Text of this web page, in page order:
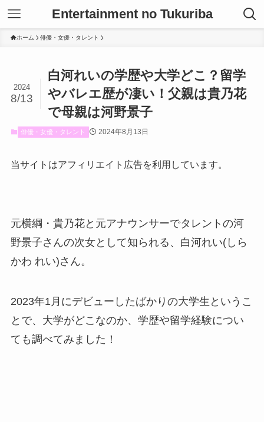
Entertainment no Tukuriba
ホーム 俳優・女優・タレント
白河れいの学歴や大学どこ？留学
やバレエ歴が凄い！父親は貴乃花
で母親は河野景子
2024
8/13
俳優・女優・タレント 2024年8月13日
当サイトはアフィリエイト広告を利用しています。
元横綱・貴乃花と元アナウンサーでタレントの河
野景子さんの次女として知られる、白河れい(しら
かわ れい)さん。
2023年1月にデビューしたばかりの大学生というこ
とで、大学がどこなのか、学歴や留学経験につい
ても調べてみました！